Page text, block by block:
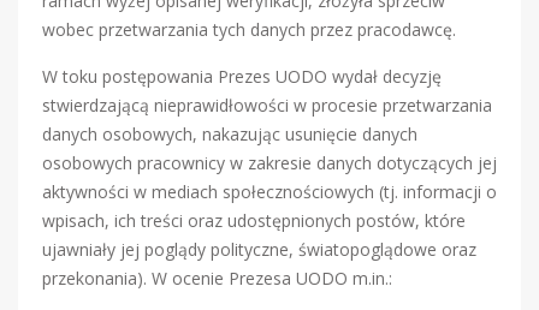
wobec przetwarzania tych danych przez pracodawcę.
W toku postępowania Prezes UODO wydał decyzję
stwierdzającą nieprawidłowości w procesie przetwarzania
danych osobowych, nakazując usunięcie danych
osobowych pracownicy w zakresie danych dotyczących jej
aktywności w mediach społecznościowych (tj. informacji o
wpisach, ich treści oraz udostępnionych postów, które
ujawniały jej poglądy polityczne, światopoglądowe oraz
przekonania). W ocenie Prezesa UODO m.in.: